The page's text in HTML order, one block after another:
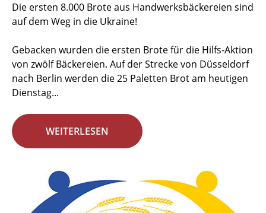
Die ersten 8.000 Brote aus Handwerksbäckereien sind
auf dem Weg in die Ukraine!
Gebacken wurden die ersten Brote für die Hilfs-Aktion
von zwölf Bäckereien. Auf der Strecke von Düsseldorf
nach Berlin werden die 25 Paletten Brot am heutigen
Dienstag...
WEITERLESEN